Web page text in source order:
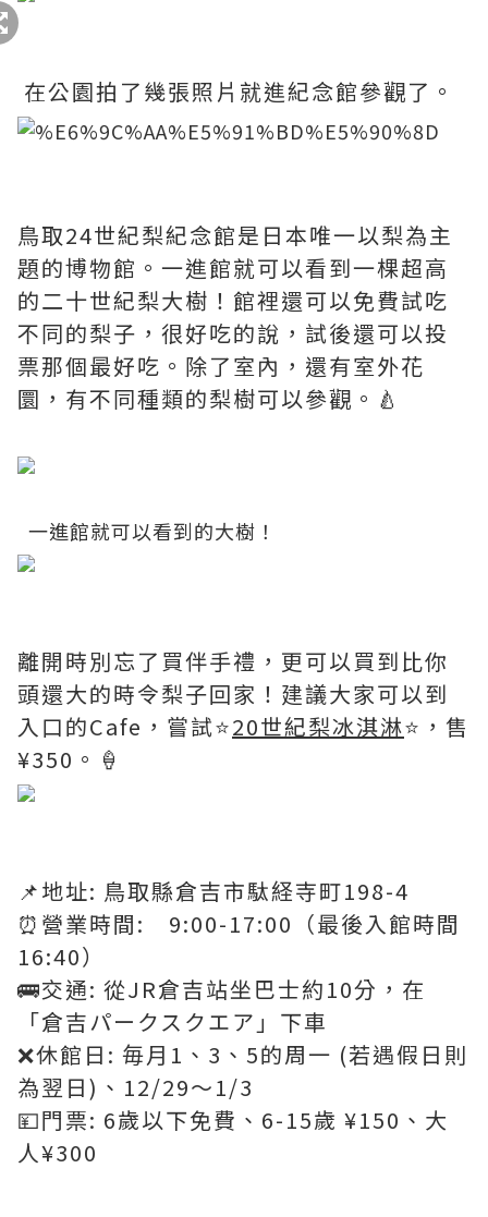
在公園拍了幾張照片就進紀念館參觀了。
鳥取24世紀梨紀念館是 日本唯一以梨為主
題的博物館。一進館就可以看到一棵超高
的二十世紀梨大樹！館裡還可以免費試吃
不同的梨子，很好吃的說，試後還可以投
票那個最好吃。除了室內，還有室外花
圜，有不同種類的梨樹可以參觀。🍐
​ 一進館就可以看到的大樹！
離開時別忘了買伴手禮，更可以買到比你
頭還大的時令梨子回家！建議大家可以到
入口的Cafe，嘗試⭐️20世紀梨冰淇淋⭐️，售
¥350。🍦
📌地址: 鳥取縣倉吉市駄経寺町198-4
⏰營業時間: 9:00-17:00（最後入館時間
16:40）
🚌交通: 從JR倉吉站坐巴士約10分，在
「倉吉パークスクエア」下車
❌休館日: 毎月1、3、5的周一 (若遇假日則
為翌日)、12/29～1/3
💴門票: 6歲以下免費、6-15歲 ¥150、大
人¥300